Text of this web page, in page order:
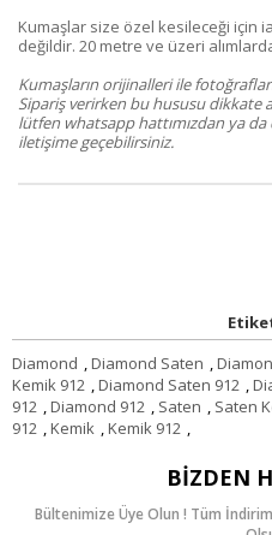
Kumaşlar size özel kesileceği için
değildir. 20 metre ve üzeri
Kumaşların orijinalleri ile
Sipariş verirken bu hususu dikkate
lütfen whatsapp hattımızdan ya
iletişime geçebilirsiniz.
Diamond ,Diamond Saten ,
Kemik 912 ,Diamond Saten 912 ,
912 ,Diamond 912 , Saten , Saten
912 ,Kemik ,Kemik 912 ,
BIZDEN
Bültenimize Üye Olun ! Tüm